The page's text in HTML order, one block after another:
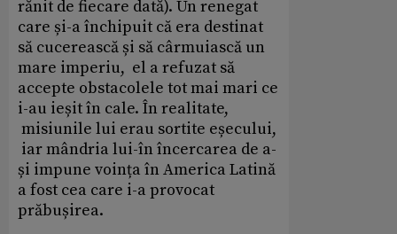
rănit de fiecare dată). Un renegat
care și-a închipuit că era destinat
să cucerească și să cârmuiască un
mare imperiu, el a refuzat să
accepte obstacolele tot mai mari ce
i-au ieșit în cale. În realitate,
misiunile lui erau sortite eșecului,
iar mândria lui-în încercarea de a-
și impune voința în America Latină
a fost cea care i-a provocat
prăbușirea.